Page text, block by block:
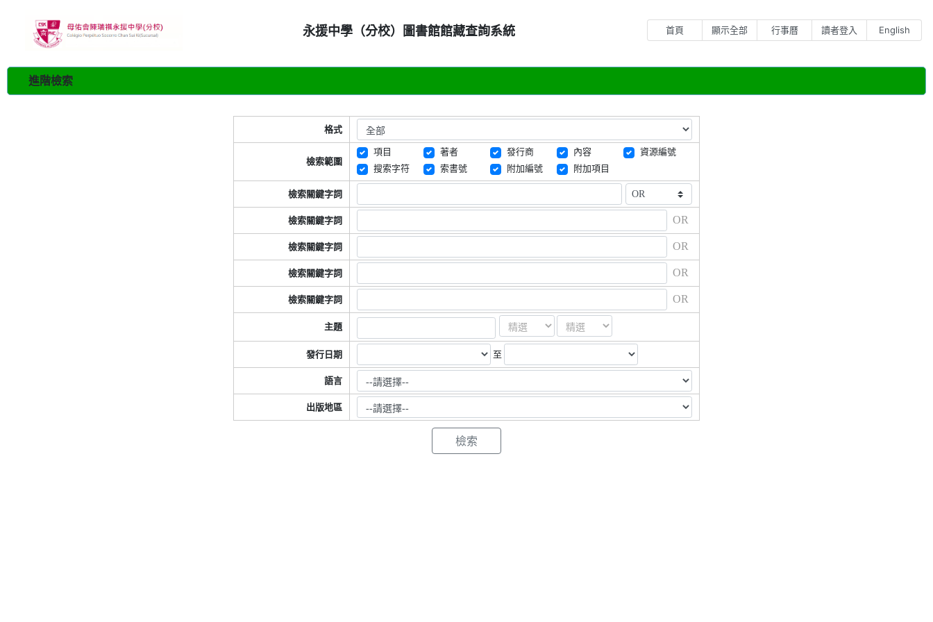
永援中學（分校）圖書館館藏查詢系統 首頁 顯示全部 行事曆 讀者登入 English
進階檢索
格式
檢索範圍
項目 著者 發行商 內容
資源編號
搜索字符
索書號 附加編號 附加項目
檢索關鍵字詞
檢索關鍵字詞 OR
檢索關鍵字詞 OR
檢索關鍵字詞 OR
檢索關鍵字詞 OR
主題
發行日期 至
語言
出版地區